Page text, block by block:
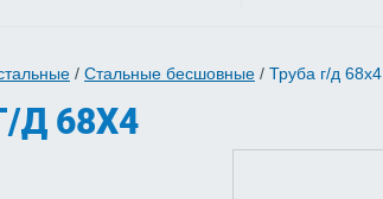
/ Стальные бесшовные / Труба г/д 68x4
Д 68X4